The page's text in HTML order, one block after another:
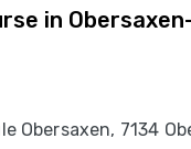
in
Obersaxen, 7134